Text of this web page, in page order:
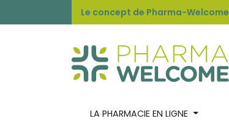
Le concept de Pharma-Welcome
LA PHARMACIE EN LIGNE